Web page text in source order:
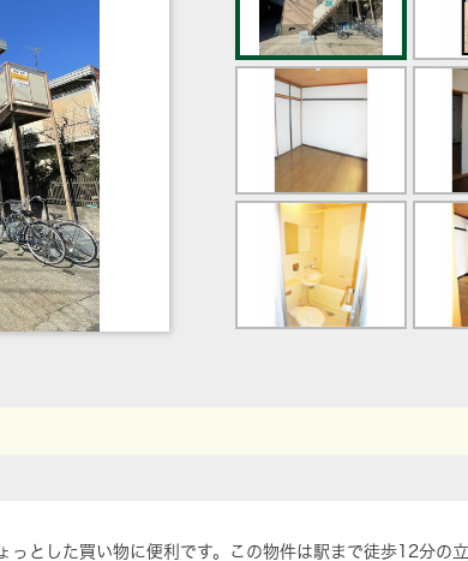
とした買い物に便利です。この物件は駅まで徒歩12分の